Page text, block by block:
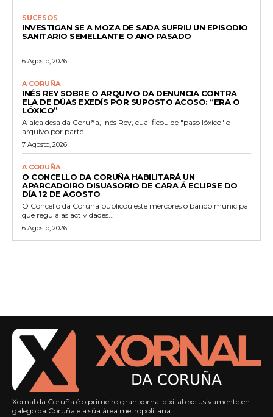
SUCESOS
INVESTIGAN SE A MOZA DE SADA SUFRIU UN EPISODIO
SANITARIO SEMELLANTE O ANO PASADO
6 Agosto, 2026
A CORUÑA
INÉS REY SOBRE O ARQUIVO DA DENUNCIA CONTRA
ELA DE DÚAS EXEDÍS POR SUPOSTO ACOSO: “ERA O
LÓXICO”
A alcaldesa da Coruña, Inés Rey, cualificou de "paso lóxico" o
arquivo por parte...
7 Agosto, 2026
A CORUÑA
O CONCELLO DA CORUÑA HABILITARÁ UN
APARCADOIRO DISUASORIO DE CARA Á ECLIPSE DO
DÍA 12 DE AGOSTO
O Concello da Coruña publicou este mércores o bando municipal
que regula as actividades...
6 Agosto, 2026
Xornal da Coruña é o primeiro gran xornal dixital exclusivamente en
galego da Coruña e a súa área metropolitana